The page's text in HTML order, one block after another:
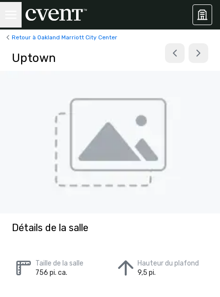
Retour à Oakland Marriott City Center
Uptown
Détails de la salle
Taille de la salle
756 pi. ca.
Hauteur du plafond
9,5 pi.